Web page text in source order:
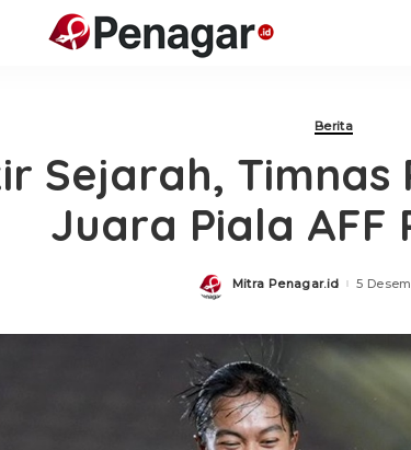
Berita
Sejarah, Timnas
Juara Piala AFF
Posted
Mitra Penagar.id 5